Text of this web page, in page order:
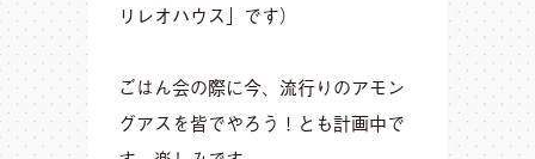
リレオハウス」です）
ごはん会の際に今、流行りのアモン
グアスを皆でやろう！とも計画中で